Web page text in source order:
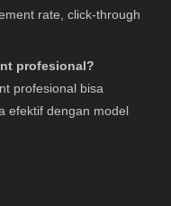
rate, click-through
profesional?
profesional bisa
efektif dengan model